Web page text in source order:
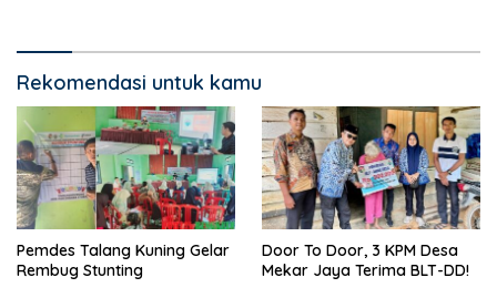
Rekomendasi untuk kamu
Pemdes Talang Kuning Gelar
Rembug Stunting
Door To Door, 3 KPM Desa
Mekar Jaya Terima BLT-DD!